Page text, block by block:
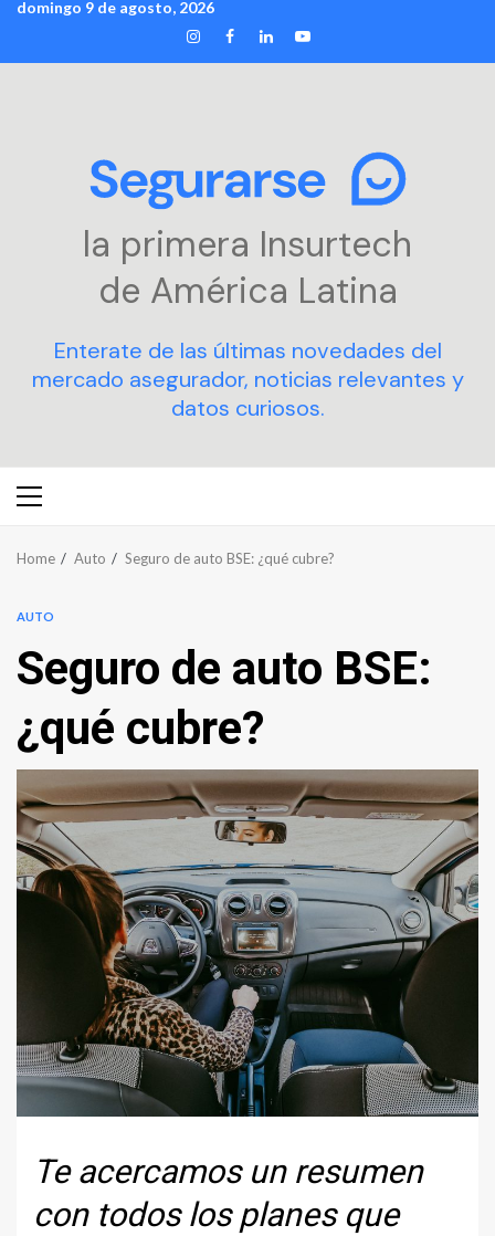
Skip
content
domingo 9 de agosto, 2026
INSTAGRAM
FACEBOOK
LINKEDIN
YOUTUBE
la primera Insurtech
de América Latina
Enterate de las últimas novedades del
mercado asegurador, noticias relevantes y
datos curiosos.
Primary
Home Auto Seguro de auto BSE: ¿qué cubre?
AUTO
Seguro de auto BSE:
¿qué cubre?
Te acercamos un resumen
con todos los planes que